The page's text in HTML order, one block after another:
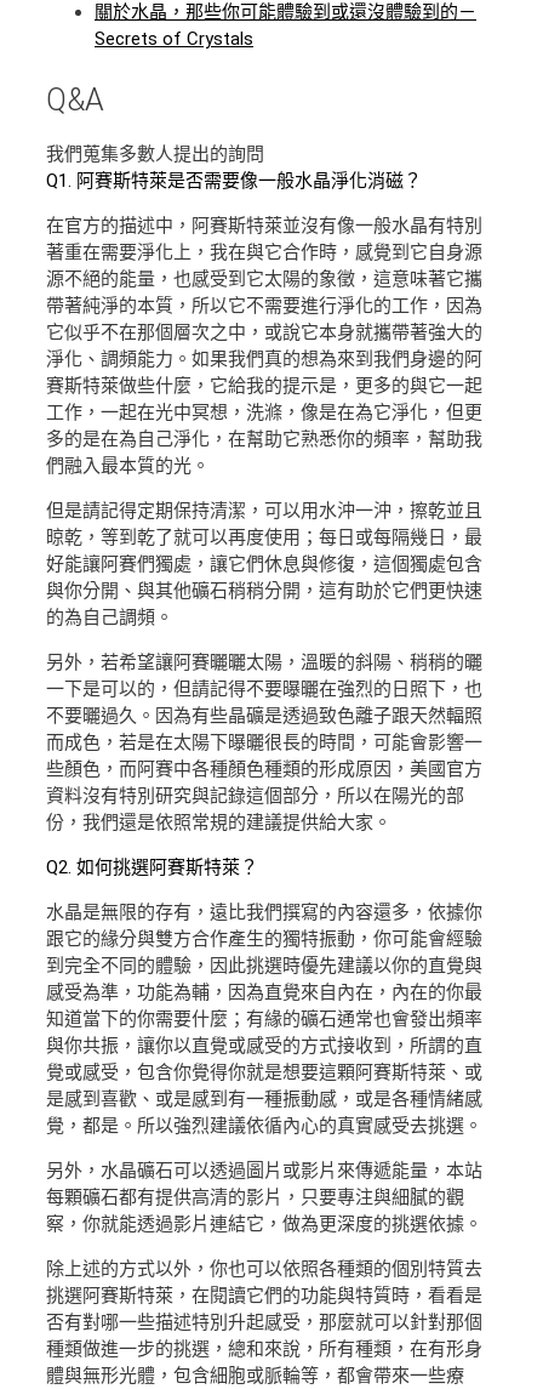
關於水晶，那些你可能體驗到或還沒體驗到的－
Secrets of Crystals
Q&A
我們蒐集多數人提出的詢問
Q1. 阿賽斯特萊是否需要像一般水晶淨化消磁？
在官方的描述中，阿賽斯特萊並沒有像一般水晶有特別
著重在需要淨化上，我在與它合作時，感覺到它自身源
源不絕的能量，也感受到它太陽的象徵，這意味著它攜
帶著純淨的本質，所以它不需要進行淨化的工作，因為
它似乎不在那個層次之中，或說它本身就攜帶著強大的
淨化、調頻能力。如果我們真的想為來到我們身邊的阿
賽斯特萊做些什麼，它給我的提示是，更多的與它一起
工作，一起在光中冥想，洗滌，像是在為它淨化，但更
多的是在為自己淨化，在幫助它熟悉你的頻率，幫助我
們融入最本質的光。
但是請記得定期保持清潔，可以用水沖一沖，擦乾並且
晾乾，等到乾了就可以再度使用；每日或每隔幾日，最
好能讓阿賽們獨處，讓它們休息與修復，這個獨處包含
與你分開、與其他礦石稍稍分開，這有助於它們更快速
的為自己調頻。
另外，若希望讓阿賽曬曬太陽，溫暖的斜陽、稍稍的曬
一下是可以的，但請記得不要曝曬在強烈的日照下，也
不要曬過久。因為有些晶礦是透過致色離子跟天然輻照
而成色，若是在太陽下曝曬很長的時間，可能會影響一
些顏色，而阿賽中各種顏色種類的形成原因，美國官方
資料沒有特別研究與記錄這個部分，所以在陽光的部
份，我們還是依照常規的建議提供給大家。
Q2. 如何挑選阿賽斯特萊？
水晶是無限的存有，遠比我們撰寫的內容還多，依據你
跟它的緣分與雙方合作產生的獨特振動，你可能會經驗
到完全不同的體驗，因此挑選時優先建議以你的直覺與
感受為準，功能為輔，因為直覺來自內在，內在的你最
知道當下的你需要什麼；有緣的礦石通常也會發出頻率
與你共振，讓你以直覺或感受的方式接收到，所謂的直
覺或感受，包含你覺得你就是想要這顆阿賽斯特萊、或
是感到喜歡、或是感到有一種振動感，或是各種情緒感
覺，都是。所以強烈建議依循內心的真實感受去挑選。
另外，水晶礦石可以透過圖片或影片來傳遞能量，本站
每顆礦石都有提供高清的影片，只要專注與細膩的觀
察，你就能透過影片連結它，做為更深度的挑選依據。
除上述的方式以外，你也可以依照各種類的個別特質去
挑選阿賽斯特萊，在閱讀它們的功能與特質時，看看是
否有對哪一些描述特別升起感受，那麼就可以針對那個
種類做進一步的挑選，總和來說，所有種類，在有形身
體與無形光體，包含細胞或脈輪等，都會帶來一些療